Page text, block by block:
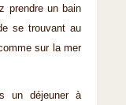
prendre un bain
se trouvant au
sur la mer
un déjeuner à